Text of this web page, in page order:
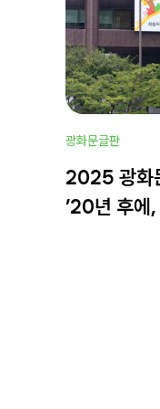
광화문글판
2025 광화
’20년 후에